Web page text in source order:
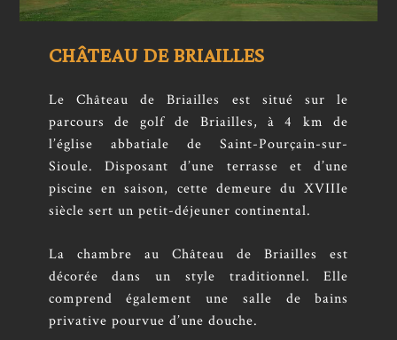
CHÂTEAU DE BRIAILLES
Le Château de Briailles est situé sur le
parcours de golf de Briailles, à 4 km de
l’église abbatiale de Saint-Pourçain-sur-
Sioule. Disposant d’une terrasse et d’une
piscine en saison, cette demeure du XVIIIe
siècle sert un petit-déjeuner continental.
La chambre au Château de Briailles est
décorée dans un style traditionnel. Elle
comprend également une salle de bains
privative pourvue d’une douche.